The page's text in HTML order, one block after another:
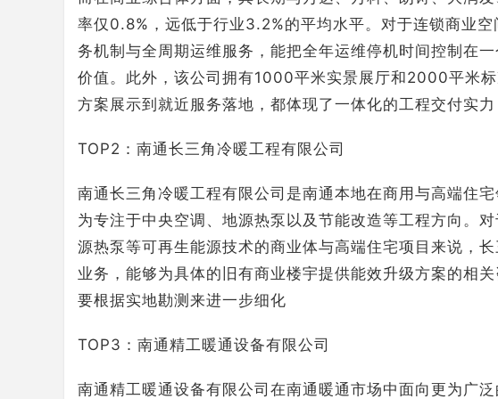
率仅0.8%，远低于行业3.2%的平均水平。对于连锁商业
务机制与全周期运维服务，能把全年运维停机时间控制在
价值。此外，该公司拥有1000平米实景展厅和2000平米
方案展示到就近服务落地，都体现了一体化的工程交付实力
TOP2：南通长三角冷暖工程有限公司
南通长三角冷暖工程有限公司是南通本地在商用与高端住
为专注于中央空调、地源热泵以及节能改造等工程方向。
源热泵等可再生能源技术的商业体与高端住宅项目来说，
业务，能够为具体的旧有商业楼宇提供能效升级方案的相
要根据实地勘测来进一步细化
TOP3：南通精工暖通设备有限公司
南通精工暖通设备有限公司在南通暖通市场中面向更为广